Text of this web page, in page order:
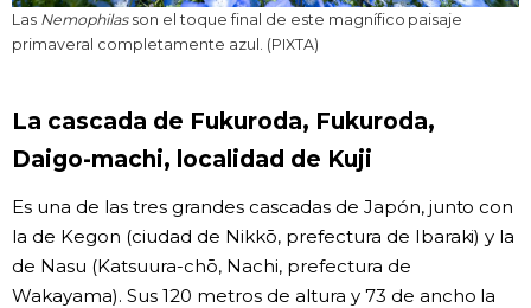
Las Nemophilasson el toque final de este magnífico paisaje
primaveral completamente azul. (PIXTA)
La cascada de Fukuroda, Fukuroda,
Daigo-machi, localidad de Kuji
Es una de las tres grandes cascadas de Japón, junto con
la de Kegon (ciudad de Nikkō, prefectura de Ibaraki) y la
de Nasu (Katsuura-chō, Nachi, prefectura de
Wakayama). Sus 120 metros de altura y 73 de ancho la